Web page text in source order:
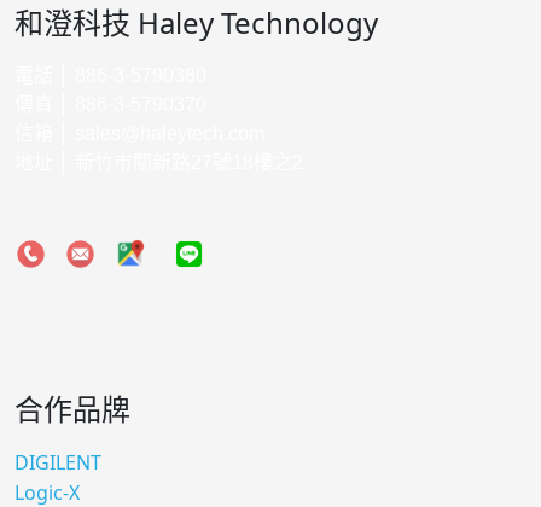
和澄科技 Haley Technology
合作品牌
DIGILENT
Logic-X